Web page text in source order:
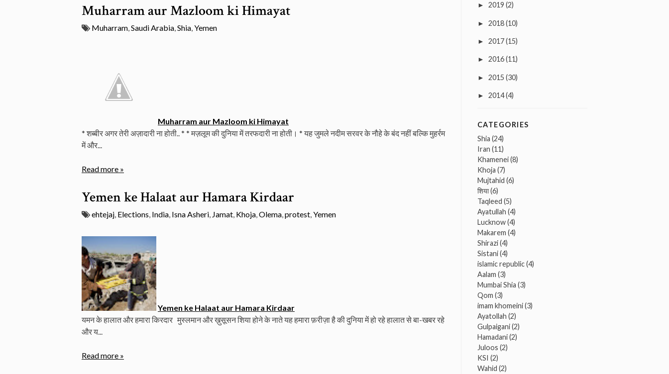
Muharram aur Mazloom ki Himayat
Muharram,Saudi Arabia,Shia,Yemen
Muharram aur Mazloom ki Himayat
* शब्बीर अगर तेरी अज़ादारी ना होती.. * * मज़लूम की दुनिया में तरफदारी ना होती। * यह जुमले नदीम सरवर के नौहे के बंद नहीं बल्कि मुहर्रम
में और...
Read more »
Yemen ke Halaat aur Hamara Kirdaar
ehtejaj, Elections, India, Isna Asheri, Jamat, Khoja,Olema,protest,Yemen
Yemen ke Halaat aur Hamara Kirdaar
यमन के हालात और हमारा किरदार मुस्लमान और ख़ुसूसन शिया होने के नाते यह हमारा फ़रीज़ा है की दुनिया में हो रहे हालात से बा-खबर रहे
और य...
Read more »
► 2019 (2)
► 2018(10)
► 2017(15)
► 2016(11)
► 2015 (30)
► 2014(4)
CATEGORIES
Shia (24)
Iran (11)
Khamenei(8)
Khoja (7)
Mujtahid (6)
शिया(6)
Taqleed (5)
Ayatullah (4)
Lucknow(4)
Makarem (4)
Shirazi(4)
Sistani(4)
islamic republic(4)
Aalam (3)
Mumbai Shia (3)
Qom (3)
imam khomeini(3)
Ayatollah (2)
Gulpaigani(2)
Hamadani(2)
Juloos (2)
KSI (2)
Wahid (2)